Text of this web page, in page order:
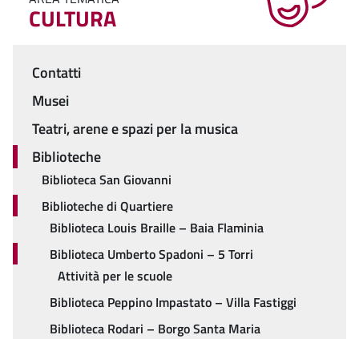
CULTURA
Menu
Contatti
Musei
Teatri, arene e spazi per la musica
Biblioteche
Biblioteca San Giovanni
Biblioteche di Quartiere
Biblioteca Louis Braille – Baia Flaminia
Biblioteca Umberto Spadoni – 5 Torri
Attività per le scuole
Biblioteca Peppino Impastato – Villa Fastiggi
Biblioteca Rodari – Borgo Santa Maria